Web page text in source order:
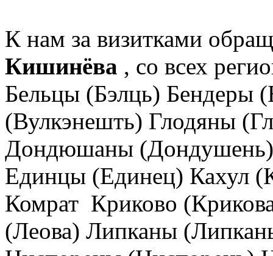
К нам за визитками
Кишинёва , со всех
Бельцы (Бэлць) Бендеры
(Вулкэнешть) Глодяны
Дондюшаны (Дондушень)
Единцы (Единец) Кахул
Комрат Криково
(Леова) Липканы